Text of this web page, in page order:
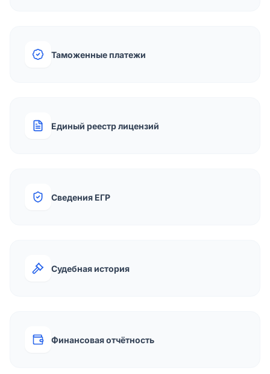
Таможенные платежи
Единый реестр лицензий
Сведения ЕГР
Судебная история
Финансовая отчётность